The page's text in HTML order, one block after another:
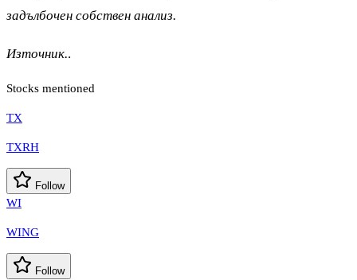
задълбочен собствен анализ.
Източник..
Stocks mentioned
TX
TXRH
Follow
WI
WING
Follow